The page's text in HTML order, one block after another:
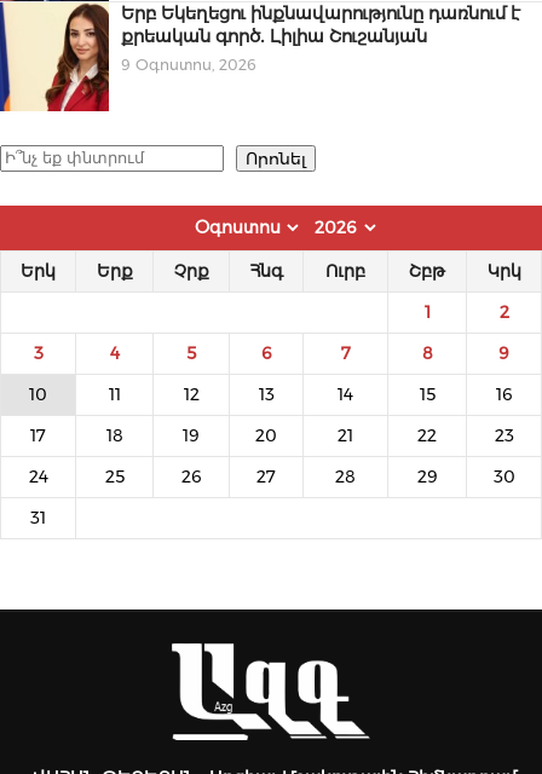
Երբ Եկեղեցու ինքնավարությունը դառնում է
քրեական գործ․ Լիլիա Շուշանյան
9 Օգոստոս, 2026
Որոնել Որոնել
Երկ Երք Չրք Հնգ Ուրբ Շբթ Կրկ
1 2
3 4 5 6 7 8 9
10 11 12 13 14 15 16
17 18 19 20 21 22 23
24 25 26 27 28 29 30
31